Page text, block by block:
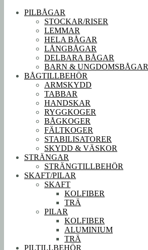
PILBÅGAR
STOCKAR/RISER
LEMMAR
HELA BÅGAR
LÅNGBÅGAR
DELBARA BÅGAR
BARN & UNGDOMSBÅGAR
BÅGTILLBEHÖR
ARMSKYDD
TABBAR
HANDSKAR
RYGGKOGER
BÅGKOGER
FÄLTKOGER
STABILISATORER
SKYDD & VÄSKOR
STRÄNGAR
STRÄNGTILLBEHÖR
SKAFT/PILAR
SKAFT
KOLFIBER
TRÄ
PILAR
KOLFIBER
ALUMINIUM
TRÄ
PILTILLBEHÖR